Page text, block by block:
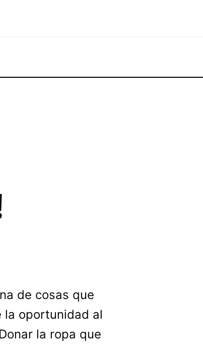
de cosas que
la oportunidad al
la ropa que